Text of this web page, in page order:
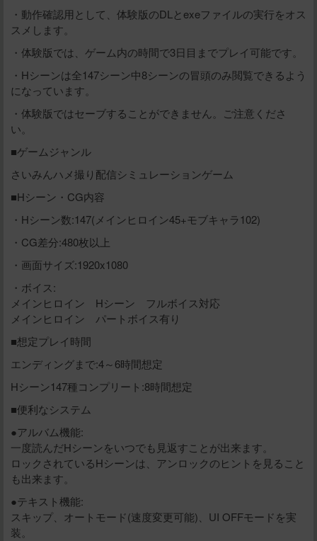
・動作確認用として、体験版のDLとexeファイルの実行をオス
スメします。
・体験版では、ゲーム内の時間で3日目までプレイ可能です。
・Hシーンは全147シーン中8シーンの冒頭のみ閲覧できるよう
になっています。
・体験版ではセーブすることができません。ご注意くださ
い。
■ゲームジャンル
さいみんハメ撮り配信シミュレーションゲーム
■Hシーン・CG内容
・Hシーン数:147(メインヒロイン45+モブキャラ102)
・CG差分:480枚以上
・画面サイズ:1920x1080
・ボイス:
メインヒロイン Hシーン フルボイス対応
メインヒロイン パートボイス有り
■想定プレイ時間
エンディングまで:4～6時間想定
Hシーン147種コンプリート:8時間想定
■便利なシステム
●アルバム機能:
一度読んだHシーンをいつでも見返すことが出来ます。
ロックされているHシーンは、アンロックのヒントを見ること
も出来ます。
●テキスト機能:
スキップ、オートモード(速度変更可能)、UI OFFモードを実
装。